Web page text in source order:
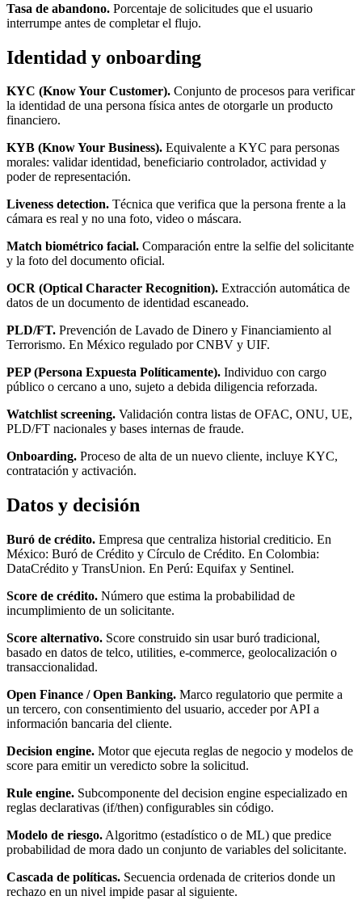
Tasa de abandono. Porcentaje de solicitudes que el usuario
interrumpe antes de completar el flujo.
Identidad y onboarding
KYC (Know Your Customer). Conjunto de procesos para verificar
la identidad de una persona física antes de otorgarle un producto
financiero.
KYB (Know Your Business). Equivalente a KYC para personas
morales: validar identidad, beneficiario controlador, actividad y
poder de representación.
Liveness detection. Técnica que verifica que la persona frente a la
cámara es real y no una foto, video o máscara.
Match biométrico facial. Comparación entre la selfie del solicitante
y la foto del documento oficial.
OCR (Optical Character Recognition). Extracción automática de
datos de un documento de identidad escaneado.
PLD/FT. Prevención de Lavado de Dinero y Financiamiento al
Terrorismo. En México regulado por CNBV y UIF.
PEP (Persona Expuesta Políticamente). Individuo con cargo
público o cercano a uno, sujeto a debida diligencia reforzada.
Watchlist screening. Validación contra listas de OFAC, ONU, UE,
PLD/FT nacionales y bases internas de fraude.
Onboarding. Proceso de alta de un nuevo cliente, incluye KYC,
contratación y activación.
Datos y decisión
Buró de crédito. Empresa que centraliza historial crediticio. En
México: Buró de Crédito y Círculo de Crédito. En Colombia:
DataCrédito y TransUnion. En Perú: Equifax y Sentinel.
Score de crédito. Número que estima la probabilidad de
incumplimiento de un solicitante.
Score alternativo. Score construido sin usar buró tradicional,
basado en datos de telco, utilities, e-commerce, geolocalización o
transaccionalidad.
Open Finance / Open Banking. Marco regulatorio que permite a
un tercero, con consentimiento del usuario, acceder por API a
información bancaria del cliente.
Decision engine. Motor que ejecuta reglas de negocio y modelos de
score para emitir un veredicto sobre la solicitud.
Rule engine. Subcomponente del decision engine especializado en
reglas declarativas (if/then) configurables sin código.
Modelo de riesgo. Algoritmo (estadístico o de ML) que predice
probabilidad de mora dado un conjunto de variables del solicitante.
Cascada de políticas. Secuencia ordenada de criterios donde un
rechazo en un nivel impide pasar al siguiente.